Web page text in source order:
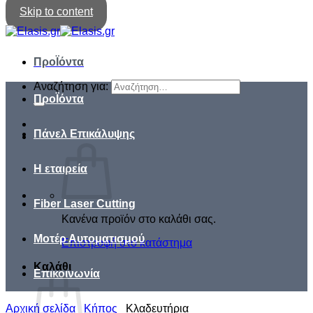
Skip to content
ΠροΪόντα
Αναζήτηση για:
Κανένα προϊόν στο καλάθι σας.
Επιστροφή στο κατάστημα
Καλάθι
ΠροΪόντα
Πάνελ Επικάλυψης
Η εταιρεία
Fiber Laser Cutting
Μοτέρ Αυτοματισμού
Επικοινωνία
Αρχική σελίδα Κήπος
Κλαδευτήρια